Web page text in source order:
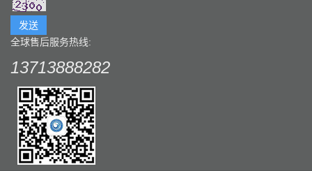
发送
全球售后服务热线:
13713888282